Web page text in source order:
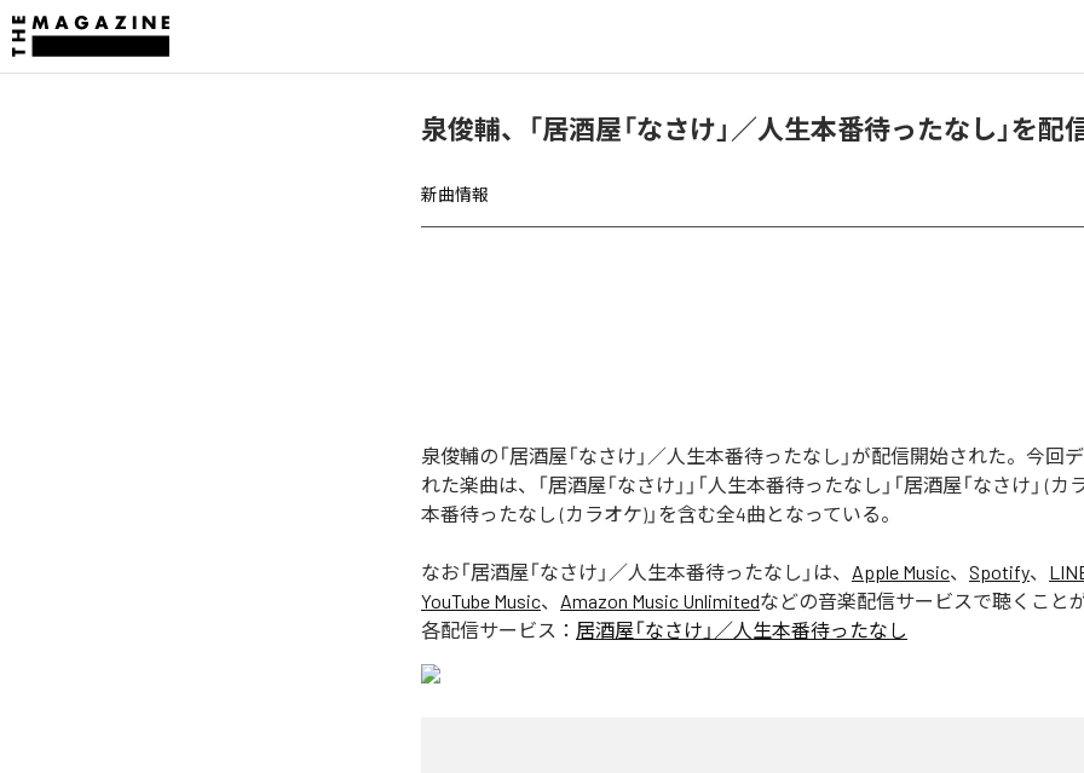
泉俊輔、「居酒屋「なさけ」／人生本番待ったなし」を配
新曲情報
泉俊輔の「居酒屋「なさけ」／人生本番待ったなし」が配信開始された。今回
れた楽曲は、「居酒屋「なさけ」」「人生本番待ったなし」「居酒屋「なさけ」 (カ
本番待ったなし (カラオケ)」を含む全4曲となっている。
なお「居酒屋「なさけ」／人生本番待ったなし 」は、 Apple Music、 Spotify、
YouTube Music、 Amazon Music Unlimitedなどの音楽配信サービスで聴くこと
各配信サービス： 居酒屋「なさけ」／人生本番待ったなし